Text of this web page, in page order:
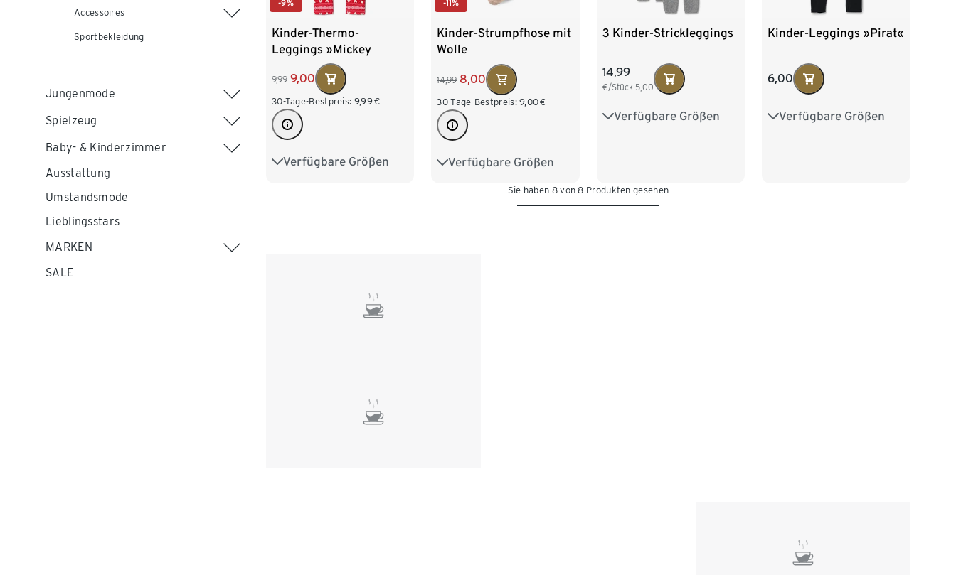
Accessoires
Sportbekleidung
Jungenmode
Spielzeug
Baby- & Kinderzimmer
Ausstattung
Umstandsmode
Lieblingsstars
MARKEN
SALE
-9%
Kinder-Thermo-
Leggings »Mickey
9,99 9,00
30-Tage-Bestpreis: 9,99€
Verfügbare Größen
86/92 98/104
-11%
Kinder-Strumpfhose mit
Wolle
14,99 8,00
30-Tage-Bestpreis: 9,00€
Verfügbare Größen
50/56 62/68 74/80
98/104
3 Kinder-Strickleggings
14,99
€/Stück 5,00
Verfügbare Größen
86/92 98/104
Kinder-Leggings »Pirat«
6,00
Verfügbare Größen
98/104 110/116
Sie haben 8 von 8 Produkten gesehen